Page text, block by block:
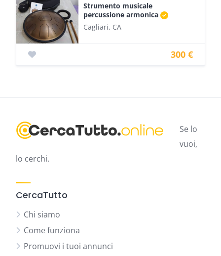
Strumento musicale
percussione armonica
Cagliari, CA
300 €
Se lo
vuoi,
lo cerchi.
CercaTutto
Chi siamo
Come funziona
Promuovi i tuoi annunci